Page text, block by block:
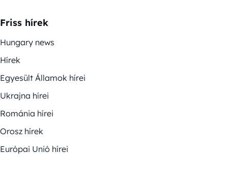
Friss hírek
Hungary news
Hírek
Egyesült Államok hírei
Ukrajna hírei
Románia hírei
Orosz hírek
Európai Unió hírei